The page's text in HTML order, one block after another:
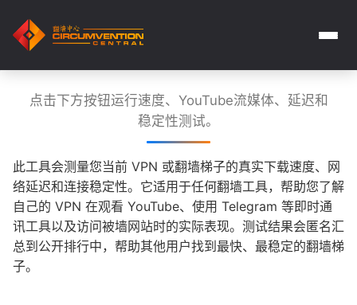
点击下方按钮运行速度、YouTube流媒体、延迟和
稳定性测试。
此工具会测量您当前 VPN 或翻墙梯子的真实下载速度、网
络延迟和连接稳定性。它适用于任何翻墙工具，帮助您了解
自己的 VPN 在观看 YouTube、使用 Telegram 等即时通
讯工具以及访问被墙网站时的实际表现。测试结果会匿名汇
总到公开排行中，帮助其他用户找到最快、最稳定的翻墙梯
子。